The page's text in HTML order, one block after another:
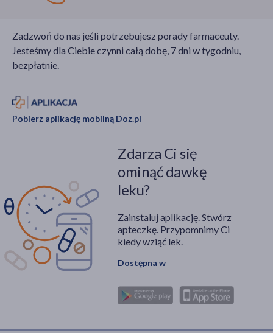
Zadzwoń do nas jeśli potrzebujesz porady farmaceuty.
Jesteśmy dla Ciebie czynni całą dobę, 7 dni w tygodniu,
bezpłatnie.
Pobierz aplikację mobilną Doz.pl
Zdarza Ci się
ominąć dawkę
leku?
Zainstaluj aplikację. Stwórz
apteczkę. Przypomnimy Ci
kiedy wziąć lek.
Dostępna w